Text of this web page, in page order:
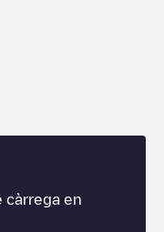
càrrega en